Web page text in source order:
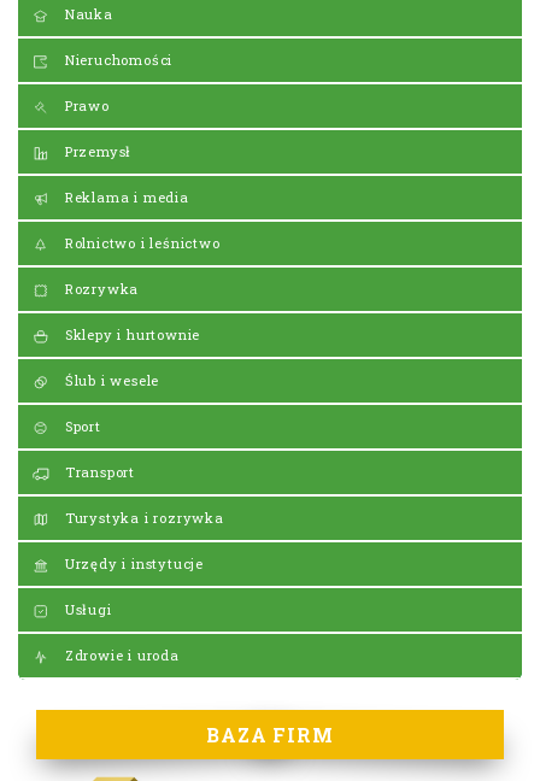
Nauka
Nieruchomości
Prawo
Przemysł
Reklama i media
Rolnictwo i leśnictwo
Rozrywka
Sklepy i hurtownie
Ślub i wesele
Sport
Transport
Turystyka i rozrywka
Urzędy i instytucje
Usługi
Zdrowie i uroda
BAZA FIRM